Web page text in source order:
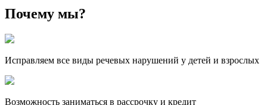
Почему мы?
Исправляем все виды речевых нарушений у детей и взрослых
Возможность заниматься в рассрочку и кредит